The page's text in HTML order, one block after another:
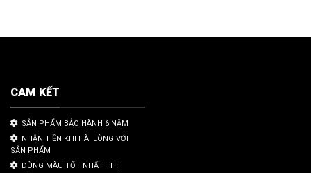
CAM KẾT
SẢN PHẨM BẢO HÀNH 6 NĂM
NHẬN TIỀN KHI HÀI LÒNG VỚI
SẢN PHẨM
DÙNG MÀU TỐT NHẤT THỊ